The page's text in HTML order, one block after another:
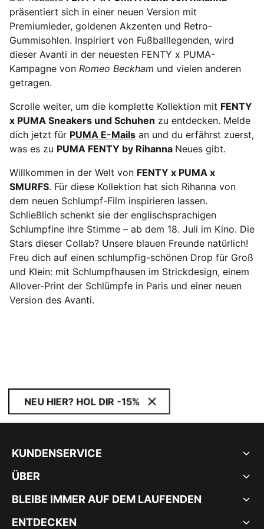
präsentiert sich in einer neuen Version mit
Premiumleder, goldenen Akzenten und Retro-
Gummisohlen. Inspiriert von Fußballlegenden, wird
dieser Avanti in der neuesten FENTY x PUMA-
Kampagne von Romeo Beckham und vielen anderen
getragen.
Scrolle weiter, um die komplette Kollektion mit FENTY
x PUMA Sneakers und Schuhen zu entdecken. Melde
dich jetzt für PUMA E-Mails an und du erfährst zuerst,
was es zu PUMA FENTY by Rihanna Neues gibt.
Willkommen in der Welt von FENTY x PUMA x
SMURFS. Für diese Kollektion hat sich Rihanna von
dem neuen Schlumpf-Film inspirieren lassen.
Schließlich schenkt sie der englischsprachigen
Schlumpfine ihre Stimme – ab dem 18. Juli im Kino. Die
Stars dieser Collab? Unsere blauen Freunde natürlich!
Freu dich auf einen schlumpfig-schönen Drop für Groß
und Klein: mit Schlumpfhausen im Strickdesign, einem
Allover-Print der Schlümpfe in Paris und einer neuen
Version des Avanti.
NEU HIER? HOL DIR -15%
KUNDENSERVICE
ÜBER
BLEIBE IMMER AUF DEM LAUFENDEN
ENTDECKEN